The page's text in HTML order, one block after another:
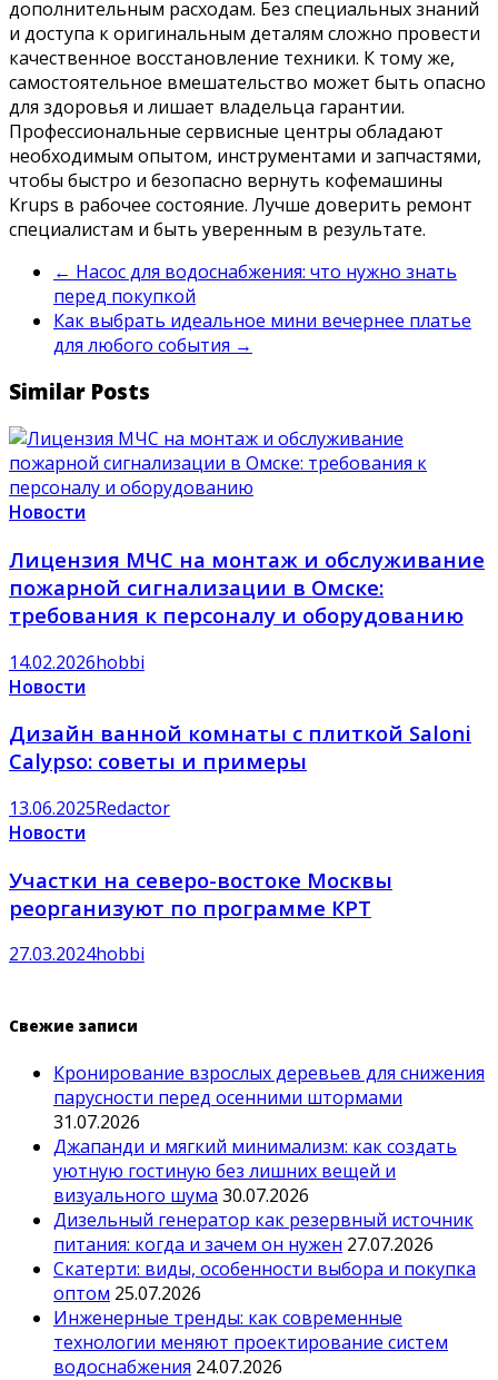
дополнительным расходам. Без специальных знаний
и доступа к оригинальным деталям сложно провести
качественное восстановление техники. К тому же,
самостоятельное вмешательство может быть опасно
для здоровья и лишает владельца гарантии.
Профессиональные сервисные центры обладают
необходимым опытом, инструментами и запчастями,
чтобы быстро и безопасно вернуть кофемашины
Krups в рабочее состояние. Лучше доверить ремонт
специалистам и быть уверенным в результате.
← Насос для водоснабжения: что нужно знать
перед покупкой
Как выбрать идеальное мини вечернее платье
для любого события →
Similar Posts
Новости
Лицензия МЧС на монтаж и обслуживание
пожарной сигнализации в Омске:
требования к персоналу и оборудованию
14.02.2026hobbi
Новости
Дизайн ванной комнаты с плиткой Saloni
Calypso: советы и примеры
13.06.2025Redactor
Новости
Участки на северо-востоке Москвы
реорганизуют по программе КРТ
27.03.2024hobbi
Свежие записи
Кронирование взрослых деревьев для снижения
парусности перед осенними штормами
31.07.2026
Джапанди и мягкий минимализм: как создать
уютную гостиную без лишних вещей и
визуального шума 30.07.2026
Дизельный генератор как резервный источник
питания: когда и зачем он нужен 27.07.2026
Скатерти: виды, особенности выбора и покупка
оптом 25.07.2026
Инженерные тренды: как современные
технологии меняют проектирование систем
водоснабжения 24.07.2026